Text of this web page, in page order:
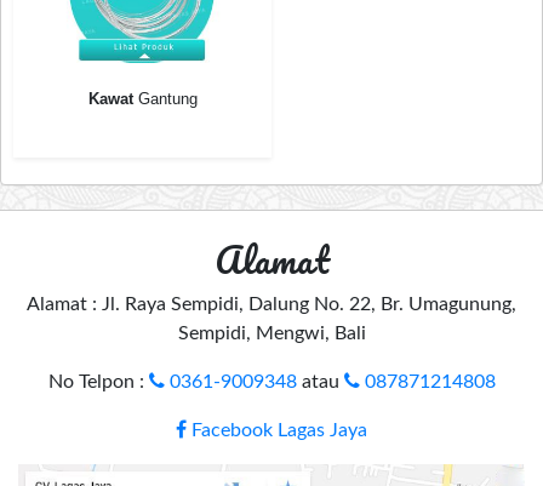
KawatGantung
Alamat
Alamat : Jl. Raya Sempidi, Dalung No. 22, Br. Umagunung,
Sempidi, Mengwi, Bali
No Telpon : 0361-9009348atau 087871214808
Facebook Lagas Jaya